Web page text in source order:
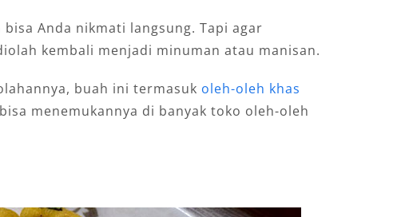
Anda nikmati langsung. Tapi agar
kembali menjadi minuman atau manisan.
buah ini termasuk oleh-oleh khas
menemukannya di banyak toko oleh-oleh